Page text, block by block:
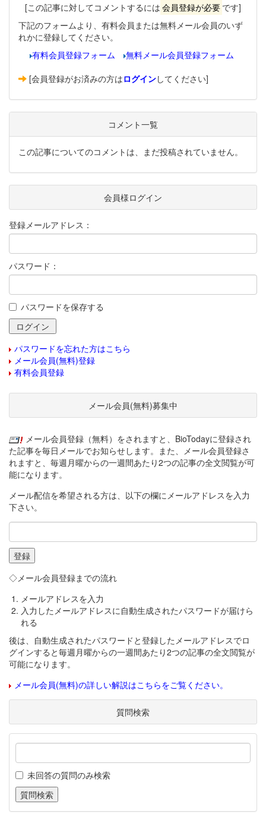
[この記事に対してコメントするには 会員登録が必要 です]
下記のフォームより、有料会員または無料メール会員のいず
れかに登録してください。
有料会員登録フォーム
無料メール会員登録フォーム
[会員登録がお済みの方はログインしてください]
コメント一覧
この記事についてのコメントは、まだ投稿されていません。
会員様ログイン
登録メールアドレス：
パスワード：
パスワードを保存する
パスワードを忘れた方はこちら
メール会員(無料)登録
有料会員登録
メール会員(無料)募集中
メール会員登録（無料）をされますと、BioTodayに登録され
た記事を毎日メールでお知らせします。また、メール会員登録さ
れますと、毎週月曜からの一週間あたり2つの記事の全文閲覧が可
能になります。
メール配信を希望される方は、以下の欄にメールアドレスを入力
下さい。
◇メール会員登録までの流れ
メールアドレスを入力
入力したメールアドレスに自動生成されたパスワードが届けら
れる
後は、自動生成されたパスワードと登録したメールアドレスでロ
グインすると毎週月曜からの一週間あたり2つの記事の全文閲覧が
可能になります。
メール会員(無料)の詳しい解説はこちらをご覧ください。
質問検索
未回答の質問のみ検索